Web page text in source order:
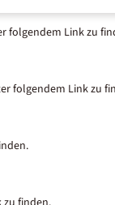
folgendem Link zu
folgendem Link zu